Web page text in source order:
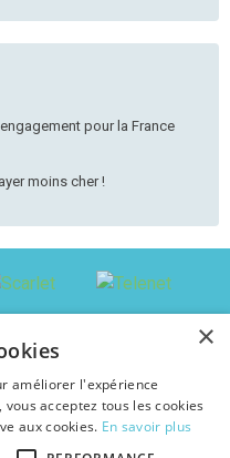
pour la France
moins cher !
×
améliorer l'expérience
acceptez tous les cookies
aux cookies. En savoir plus